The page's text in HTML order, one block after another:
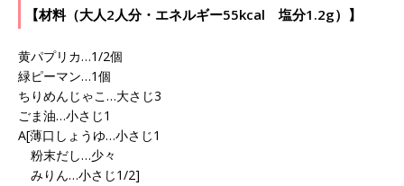
【材料（大人2人分・エネルギー55kcal 塩分1.2g）】
黄パプリカ…1/2個
緑ピーマン…1個
ちりめんじゃこ…大さじ3
ごま油…小さじ1
A[薄口しょうゆ…小さじ1
粉末だし…少々
みりん…小さじ1/2]